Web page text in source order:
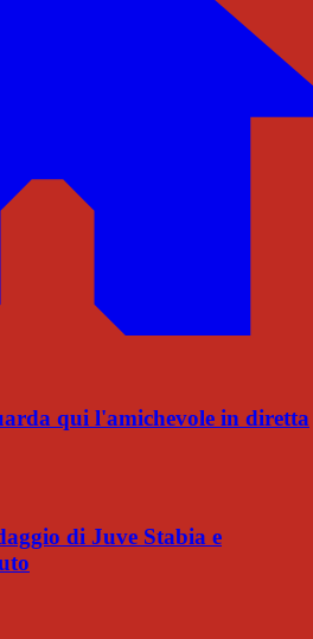
qui l'amichevole in diretta
di Juve Stabia e